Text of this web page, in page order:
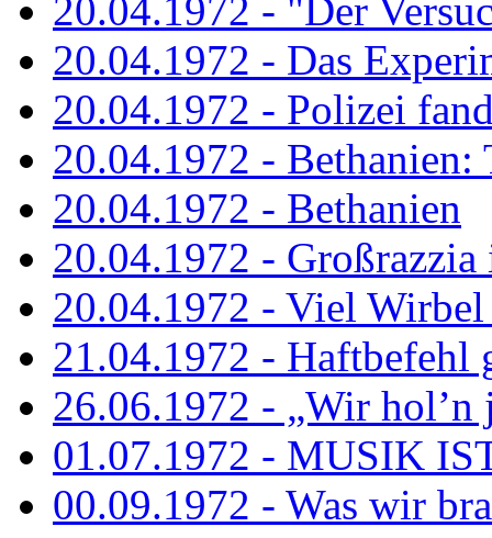
20.04.1972 - "Der
20.04.1972 - Das
20.04.1972 - Polizei
20.04.1972 - Bethanien:
20.04.1972 - Bethanien
20.04.1972 - Großrazzia
20.04.1972 - Viel
21.04.1972 - Haftbefehl
26.06.1972 - „Wir hol’n
01.07.1972 - MUSIK
00.09.1972 - Was wir